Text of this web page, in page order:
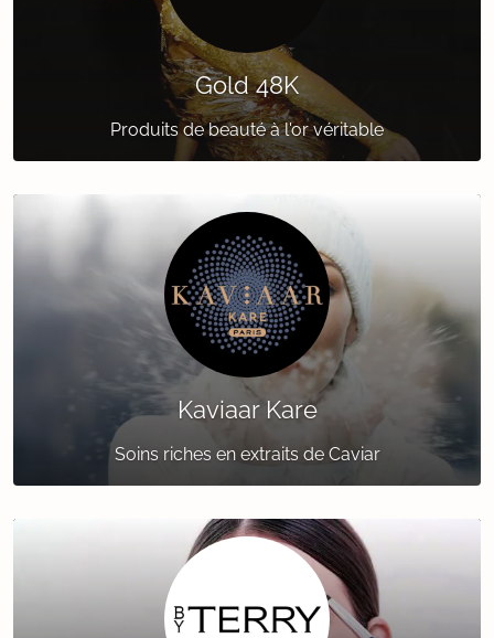
Gold 48K
Produits de beauté à l'or véritable
Kaviaar Kare
Soins riches en extraits de Caviar